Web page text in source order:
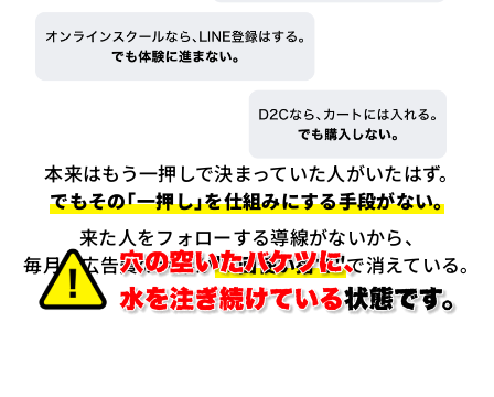
本来はもう一押しで決まっていた人がいたはず。
でもその「一押し」を仕組みにする手段がない。
来た人をフォローする導線がないから、
毎月の広告費の大半が"1回使い捨て"で消えている。